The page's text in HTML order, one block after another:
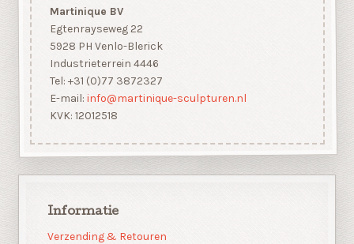
Martinique BV
Egtenrayseweg 22
5928 PH Venlo-Blerick
Industrieterrein 4446
Tel: +31 (0)77 3872327
E-mail: info@martinique-sculpturen.nl
KVK: 12012518
Informatie
Verzending & Retouren